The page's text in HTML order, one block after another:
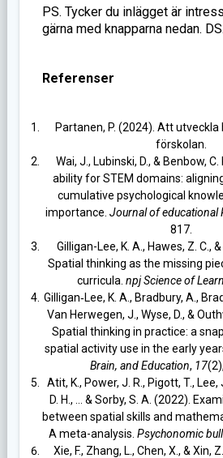
PS. Tycker du inlägget är
gärna med knapparna nedan. DS.
Referenser
Partanen, P. (2024). Att
förskolan.
Wai, J., Lubinski, D., & Benbow,
ability for STEM domains:
cumulative psychological
importance. Journal of educational
817.
Gilligan-Lee, K. A., Hawes, Z. C.,
Spatial thinking as the missing
curricula. npj Science of
Gilligan‐Lee, K. A., Bradbury, A.,
Van Herwegen, J., Wyse, D., &
Spatial thinking in practice: a
spatial activity use in the early
Brain, and Education, 17
Atit, K., Power, J. R., Pigott, T., Lee,
D. H., … & Sorby, S. A. (2022).
between spatial skills and
A meta-analysis. Psychonomic
Xie, F., Zhang, L., Chen, X., & Xin,